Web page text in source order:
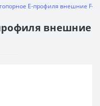
E-профиля внешние F-
внешние